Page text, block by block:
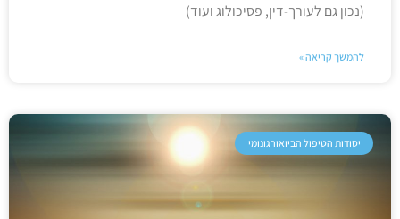
(נכון גם לעורך-דין, פסיכולוג ועוד)
להמשך קריאה »
יסודות הטיפול הביואורגונומי